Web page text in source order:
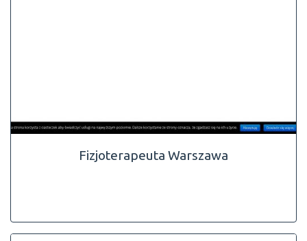
Fizjoterapeuta Warszawa